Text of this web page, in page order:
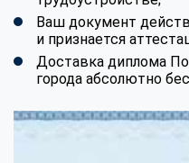
Ваш документ
и признается
Доставка диплома
города абсолютно